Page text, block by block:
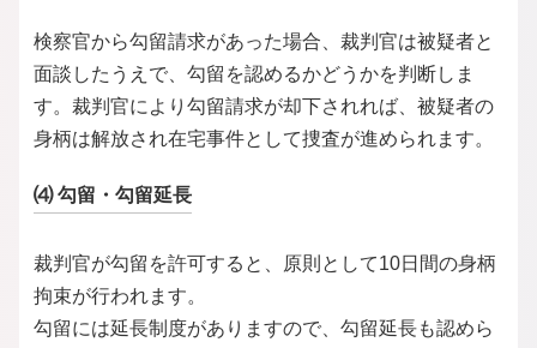
検察官から勾留請求があった場合、裁判官は被疑者と
面談したうえで、勾留を認めるかどうかを判断しま
す。裁判官により勾留請求が却下されれば、被疑者の
身柄は解放され在宅事件として捜査が進められます。
⑷ 勾留・勾留延長
裁判官が勾留を許可すると、原則として10日間の身柄
拘束が行われます。
勾留には延長制度がありますので、勾留延長も認めら